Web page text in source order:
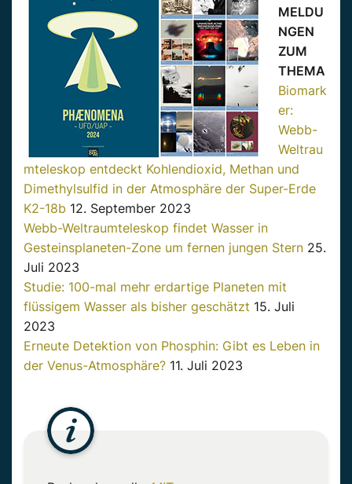
MELDU
NGEN
ZUM
THEMA
Biomark
er:
Webb-
Weltrau
mteleskop entdeckt Kohlendioxid, Methan und
Dimethylsulfid in der Atmosphäre der Super-Erde
K2-18b 12. September 2023
Webb-Weltraumteleskop findet Wasser in
Gesteinsplaneten-Zone um fernen jungen Stern 25.
Juli 2023
Studie: 100-mal mehr erdartige Planeten mit
flüssigem Wasser als bisher geschätzt 15. Juli
2023
Erneute Detektion von Phosphin: Gibt es Leben in
der Venus-Atmosphäre? 11. Juli 2023